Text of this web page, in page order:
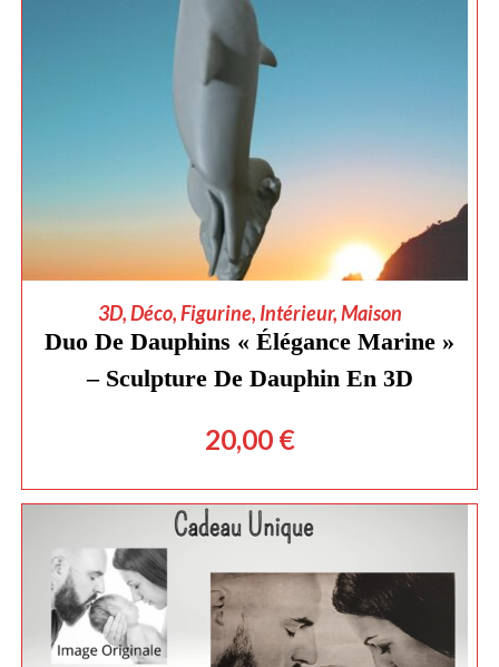
AJOUTER AU PANIER
3D,Déco,Figurine, Intérieur,Maison
Duo De Dauphins « Élégance Marine »
– Sculpture De Dauphin En 3D
20,00 €